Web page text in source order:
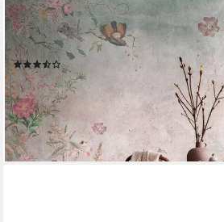
Fototapete THE WALL III florale Tapete
Vögel, glatt, matt, (1 St), Vliestapete
Küche Wohnzimmer Floral Design Flur
(3)
ab 48,92 € UVP
-51%
lieferbar - in 3-4 Werktagen bei dir